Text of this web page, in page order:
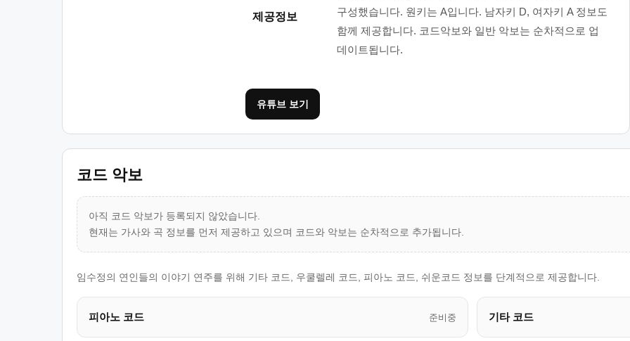
제공정보
구성했습니다. 원키는 A입니다. 남자키 D, 여자키 A 정보도
함께 제공합니다. 코드악보와 일반 악보는 순차적으로 업
데이트됩니다.
유튜브 보기
코드 악보
아직 코드 악보가 등록되지 않았습니다.
현재는 가사와 곡 정보를 먼저 제공하고 있으며 코드와 악보는 순차적으로 추가됩니다.
임수정의 연인들의 이야기 연주를 위해 기타 코드, 우쿨렐레 코드, 피아노 코드, 쉬운코드 정보를 단계적으로 제공합니다.
피아노 코드 준비중 기타 코드